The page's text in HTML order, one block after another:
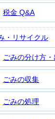
税金 Q&A
・リサイクル
ごみの分け方
ごみの収集
ごみの処理